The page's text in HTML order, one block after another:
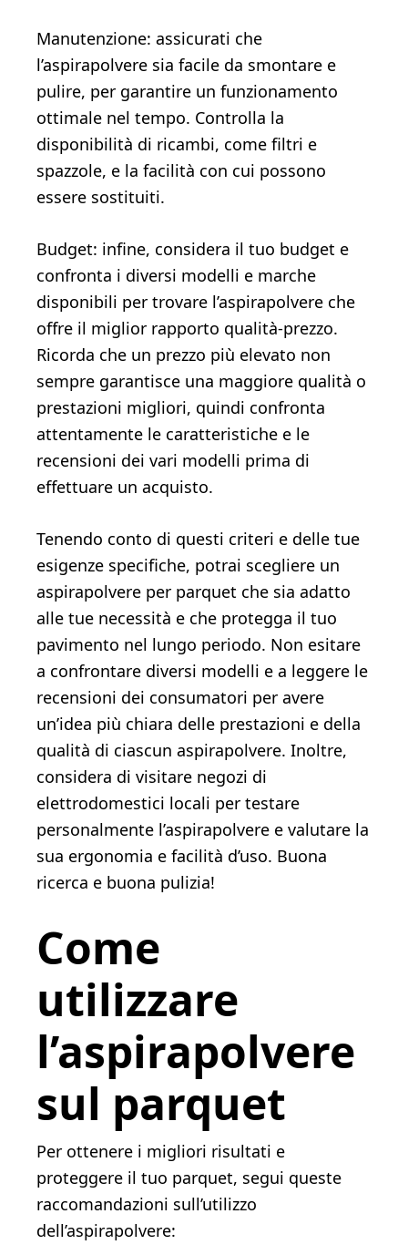
Manutenzione: assicurati che
l’aspirapolvere sia facile da smontare e
pulire, per garantire un funzionamento
ottimale nel tempo. Controlla la
disponibilità di ricambi, come filtri e
spazzole, e la facilità con cui possono
essere sostituiti.
Budget: infine, considera il tuo budget e
confronta i diversi modelli e marche
disponibili per trovare l’aspirapolvere che
offre il miglior rapporto qualità-prezzo.
Ricorda che un prezzo più elevato non
sempre garantisce una maggiore qualità o
prestazioni migliori, quindi confronta
attentamente le caratteristiche e le
recensioni dei vari modelli prima di
effettuare un acquisto.
Tenendo conto di questi criteri e delle tue
esigenze specifiche, potrai scegliere un
aspirapolvere per parquet che sia adatto
alle tue necessità e che protegga il tuo
pavimento nel lungo periodo. Non esitare
a confrontare diversi modelli e a leggere le
recensioni dei consumatori per avere
un’idea più chiara delle prestazioni e della
qualità di ciascun aspirapolvere. Inoltre,
considera di visitare negozi di
elettrodomestici locali per testare
personalmente l’aspirapolvere e valutare la
sua ergonomia e facilità d’uso. Buona
ricerca e buona pulizia!
Come
utilizzare
l’aspirapolvere
sul parquet
Per ottenere i migliori risultati e
proteggere il tuo parquet, segui queste
raccomandazioni sull’utilizzo
dell’aspirapolvere: